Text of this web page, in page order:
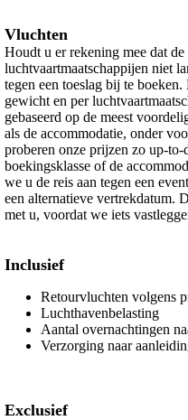
Vluchten
Houdt u er rekening mee dat
luchtvaartmaatschappijen niet
tegen een toeslag bij te
gewicht en per
gebaseerd op de meest
als de accommodatie, onder
proberen onze prijzen zo up-
boekingsklasse of de
we u de reis aan tegen een
een alternatieve vertrekdatum.
met u, voordat we iets
Inclusief
Retourvluchten volgens
Luchthavenbelasting
Aantal overnachtingen
Verzorging naar
Exclusief